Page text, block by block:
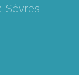
Sèvres